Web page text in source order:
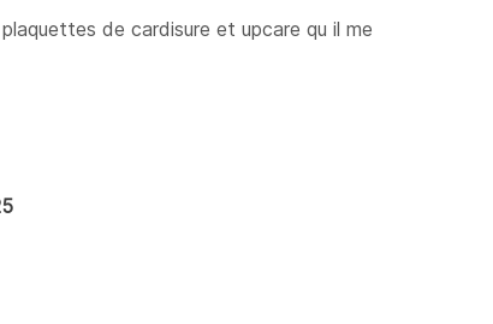
de cardisure et upcare qu il me